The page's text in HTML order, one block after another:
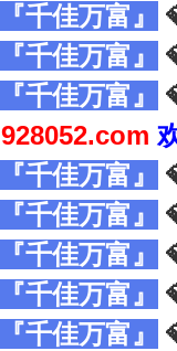
『千佳万富』
『千佳万富』
『千佳万富』
928052.com
『千佳万富』
『千佳万富』
『千佳万富』
『千佳万富』
『千佳万富』